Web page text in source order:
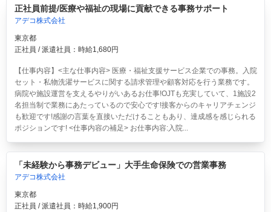
正社員前提/医療や福祉の現場に貢献できる事務サポート
アデコ株式会社
東京都
正社員 / 派遣社員：時給1,680円
【仕事内容】<主な仕事内容> 医療・福祉支援サービス企業での事務。入院
セット・私物洗濯サービスに関する請求管理や顧客対応を行う業務です。
病院や施設運営を支えるやりがいあるお仕事!OJTも充実していて、1施設2
名担当制で業務にあたっているので安心です!接客からのキャリアチェンジ
も歓迎です!感謝の言葉を直接いただけることもあり、達成感を感じられる
ポジションです! <仕事内容の補足> お仕事内容:入院...
「未経験から事務デビュー」大手生命保険での営業事務
アデコ株式会社
東京都
正社員 / 派遣社員：時給1,900円